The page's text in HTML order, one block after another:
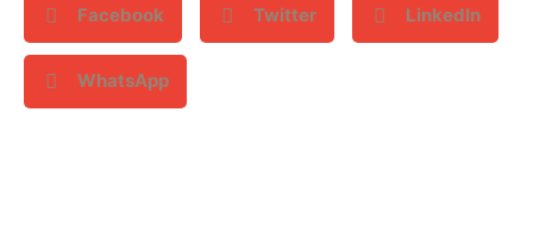
Facebook Twitter LinkedIn
WhatsApp